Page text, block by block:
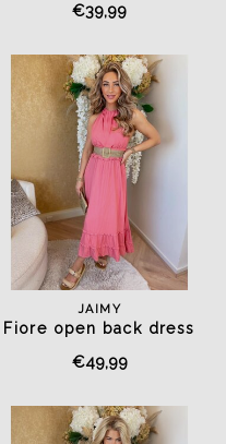
€39,99
JAIMY
Fiore open back dress
€49,99